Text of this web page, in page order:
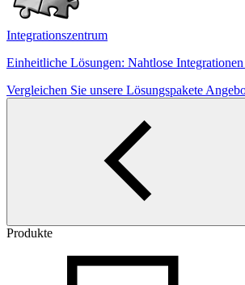
Integrationszentrum
Einheitliche Lösungen: Nahtlose
Vergleichen Sie unsere Lösungspakete
Produkte